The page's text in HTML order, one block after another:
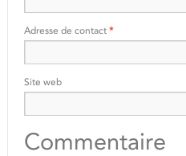
Adresse de contact *
Site web
Commentaire